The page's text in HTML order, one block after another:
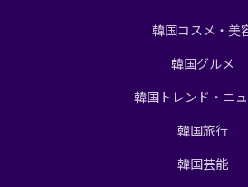
韓国コスメ・美
韓国グルメ
韓国トレンド・ニ
韓国旅行
韓国芸能